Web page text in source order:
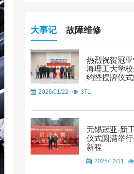
大事记 故障维修
热烈祝贺冠
海理工大学
约暨授牌仪
2026/01/22 371
无锡冠亚-新
仪式圆满举
新程
2025/12/11